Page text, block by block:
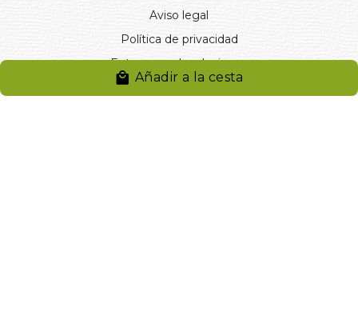
Añadir a la cesta
Aviso legal
Política de privacidad
Entregas y devoluciones